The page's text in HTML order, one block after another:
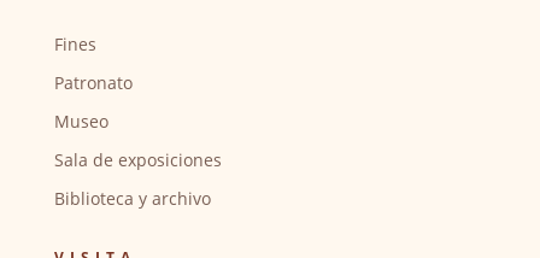
Fines
Patronato
Museo
Sala de exposiciones
Biblioteca y archivo